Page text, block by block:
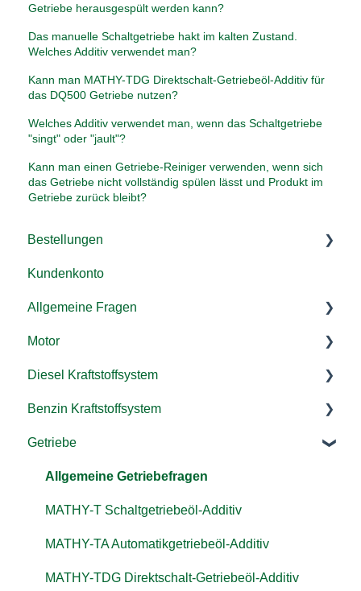
Getriebe herausgespült werden kann?
Das manuelle Schaltgetriebe hakt im kalten Zustand.
Welches Additiv verwendet man?
Kann man MATHY-TDG Direktschalt-Getriebeöl-Additiv für
das DQ500 Getriebe nutzen?
Welches Additiv verwendet man, wenn das Schaltgetriebe
"singt" oder "jault"?
Kann man einen Getriebe-Reiniger verwenden, wenn sich
das Getriebe nicht vollständig spülen lässt und Produkt im
Getriebe zurück bleibt?
Bestellungen
Versand & Lieferung
Rücksendung & Rückerstattung
Zahlung/ Rechnung
Bestellen
Gutschein einlösen
Kundenkonto
Allgemeine Fragen
Additive
Kraftstoffsystem
Landmaschinen, LKW & co.
Motor
Allgemeine Fragen
MATHY-M Motoröl-Additiv
MATHY-C Motorinnenreiniger
MATHY-DropStop Dichtungs-Additiv
MATHY-VS Viskositätsstabilisator
Motoröl
Diesel Kraftstoffsystem
Anwendung Allgemein
MATHY Diesel-Komplett-Kur
MATHY-ID Injektor-Reiniger Diesel
MATHY-AGR Systemreiniger AGR-Ventil/
Benzin Kraftstoffsystem
Allgemein
MATHY-FB Benzin-Pflege-Kraftstoffadditiv
Getriebe
Allgemeine Getriebefragen
MATHY-T Schaltgetriebeöl-Additiv
MATHY-TA Automatikgetriebeöl-Additiv
MATHY-TDG Direktschalt-Getriebeöl-Additiv